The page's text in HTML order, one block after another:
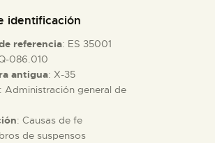
LA VISITA
identificación
referencia: ES 35001
086.010
antigua: X-35
: Administración general de
: Causas de fe
de suspensos